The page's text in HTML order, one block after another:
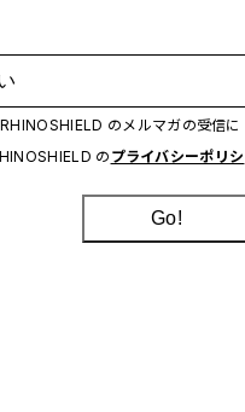
のメルマガの受信に
の プライバシーポリシ
Go!